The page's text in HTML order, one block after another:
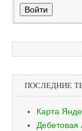
Войти
ПОСЛЕДНИЕ
Карта
Дебетовая